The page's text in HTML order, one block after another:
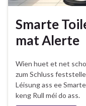
Smarte
mat Alerte
Wien huet et net
zum Schluss
Léisung ass ee
keng Rull méi do ass.